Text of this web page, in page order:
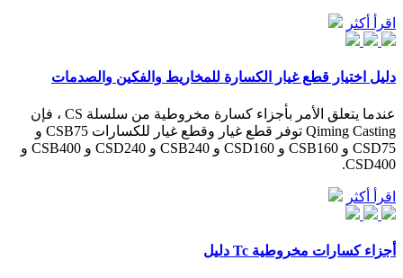
اقرأ أكثر
دليل اختيار قطع غيار الكسارة للمخاريط والفكين والصدمات
عندما يتعلق الأمر بأجزاء كسارة مخروطية من سلسلة CS ، فإن
Qiming Casting توفر قطع غيار وقطع غيار للكسارات CSB75 و
CSD75 و CSB160 و CSD160 و CSB240 و CSD240 و CSB400 و
CSD400.
اقرأ أكثر
أجزاء كسارات مخروطية Tc دليل